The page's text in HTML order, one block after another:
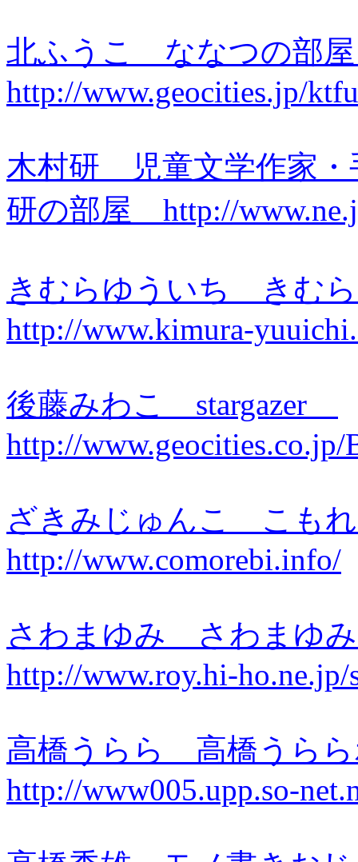
北ふうこ ななつの部
http://www.geocities.jp/
木村研 児童文学作家
研の部屋 http://
きむらゆういち きむ
http://www.kimura-
後藤みわこ stargazer
http://
ざきみじゅんこ こも
http://www.comorebi.info/
さわまゆみ さわまゆ
http://www.roy.hi-ho.ne.jp/
高橋うらら 高橋うら
http://www005.upp.so-